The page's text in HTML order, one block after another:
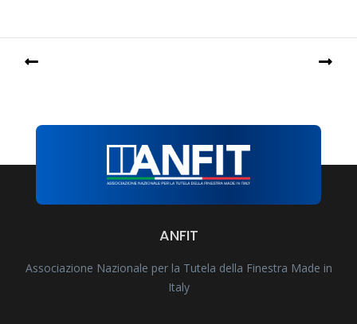
ANFIT
Associazione Nazionale per la Tutela della Finestra Made in
Italy